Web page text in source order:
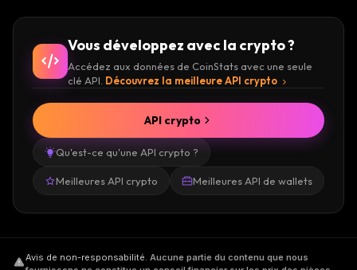
Vous développez avec la crypto ?
Accédez aux données de CoinStats avec une seule
clé API. Découvrez la meilleure API crypto
Qu'est-ce qu'une API crypto ?
Meilleures API crypto Meilleures API de wallets
API crypto
Avis de non-responsabilité. Aucune partie du contenu que nous